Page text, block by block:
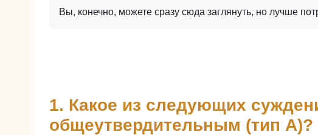
Вы, конечно, можете сразу сюда заглянуть, но лучше
1. Какое из следующих
общеутвердительным (тип A)?